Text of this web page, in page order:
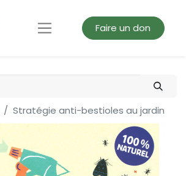
Faire un don
Stratégie anti-bestioles au jardin